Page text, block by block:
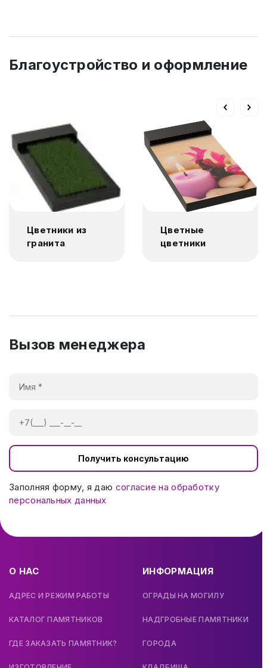
Благоустройство и оформление
Цветники из
гранита
Цветные
цветники
Вызов менеджера
Получить консультацию
Заполняя форму, я даю согласие на обработку
персональных данных
О НАС
АДРЕС И РЕЖИМ РАБОТЫ
КАТАЛОГ ПАМЯТНИКОВ
ГДЕ ЗАКАЗАТЬ ПАМЯТНИК?
ИНФОРМАЦИЯ
ОГРАДЫ НА МОГИЛУ
НАДГРОБНЫЕ ПАМЯТНИКИ
ГОРОДА